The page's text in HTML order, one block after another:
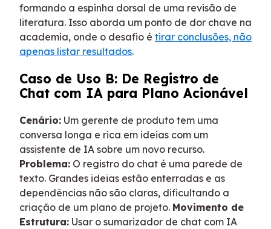
formando a espinha dorsal de uma revisão de
literatura. Isso aborda um ponto de dor chave na
academia, onde o desafio é tirar conclusões, não
apenas listar resultados.
Caso de Uso B: De Registro de
Chat com IA para Plano Acionável
Cenário: Um gerente de produto tem uma
conversa longa e rica em ideias com um
assistente de IA sobre um novo recurso.
Problema: O registro do chat é uma parede de
texto. Grandes ideias estão enterradas e as
dependências não são claras, dificultando a
criação de um plano de projeto. Movimento de
Estrutura: Usar o sumarizador de chat com IA